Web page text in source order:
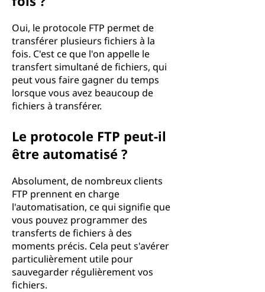
Oui, le protocole FTP permet de
transférer plusieurs fichiers à la
fois. C'est ce que l'on appelle le
transfert simultané de fichiers, qui
peut vous faire gagner du temps
lorsque vous avez beaucoup de
fichiers à transférer.
Le protocole FTP peut-il
être automatisé ?
Absolument, de nombreux clients
FTP prennent en charge
l'automatisation, ce qui signifie que
vous pouvez programmer des
transferts de fichiers à des
moments précis. Cela peut s'avérer
particulièrement utile pour
sauvegarder régulièrement vos
fichiers.